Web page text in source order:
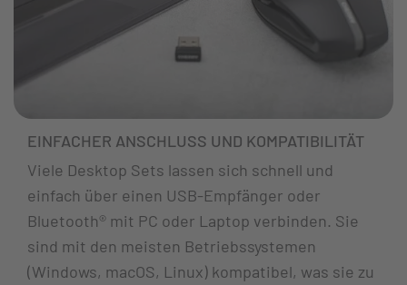
EINFACHER ANSCHLUSS UND KOMPATIBILITÄT
Viele Desktop Sets lassen sich schnell und
einfach über einen USB-Empfänger oder
Bluetooth® mit PC oder Laptop verbinden. Sie
sind mit den meisten Betriebssystemen
(Windows, macOS, Linux) kompatibel, was sie zu